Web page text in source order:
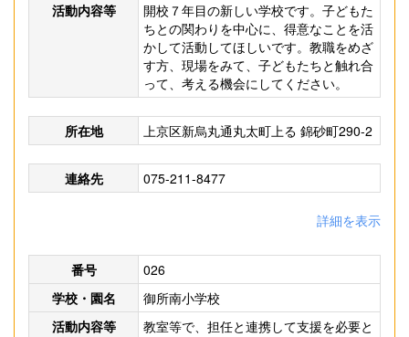
活動内容等
開校７年目の新しい学校です。子どもた
ちとの関わりを中心に、得意なことを活
かして活動してほしいです。教職をめざ
す方、現場をみて、子どもたちと触れ合
って、考える機会にしてください。
所在地 上京区新烏丸通丸太町上る 錦砂町290-2
連絡先 075-211-8477
詳細を表示
番号
026
学校・園名
御所南小学校
活動内容等
教室等で、担任と連携して支援を必要と